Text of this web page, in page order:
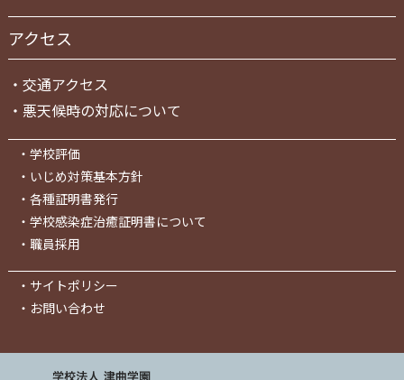
アクセス
・ 交通アクセス
・ 悪天候時の対応について
・ 学校評価
・ いじめ対策基本方針
・ 各種証明書発行
・ 学校感染症治癒証明書について
・ 職員採用
・ サイトポリシー
・ お問い合わせ